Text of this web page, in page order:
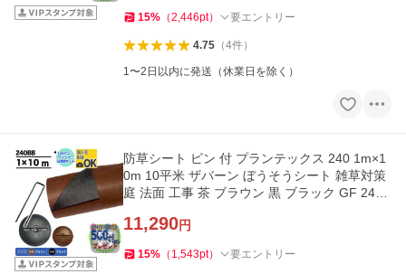
15% （2,446pt） 要エントリー
4.75（4件）
1〜2日以内に発送（休業日を除く）
防草シート ピン 付 プランテックス 240 1m×1
0m 10平米 ザバーン ぼうそうシート 雑草対策
庭 法面 工事 茶 ブラウン 黒 ブラック GF 240B
11,290円
15% （ 1,543pt） 要エントリー